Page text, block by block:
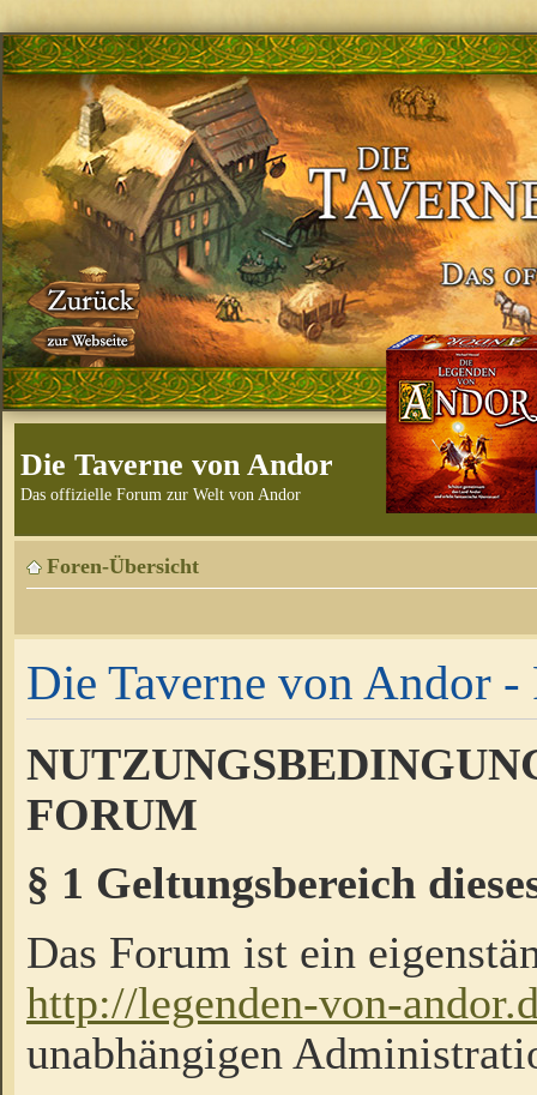
Die Taverne von Andor
Das offizielle Forum zur Welt von Andor
Foren-Übersicht
Die Taverne von Andor -
FORUM
§ 1 Geltungsbereich
Das Forum ist ein
http://legenden-von-
unabhängigen